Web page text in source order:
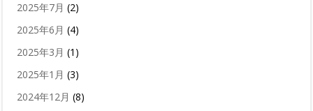
2025年7月 (2)
2025年6月 (4)
2025年3月 (1)
2025年1月 (3)
2024年12月 (8)